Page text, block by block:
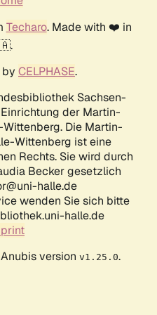
Techaro. Made with ❤️ in
CELPHASE.
Sachsen-
der Martin-
Die Martin-
Wittenberg ist eine
Rechts. Sie wird durch
Becker gesetzlich
halle.de
wenden Sie sich bitte
halle.de
version v1.25.0.